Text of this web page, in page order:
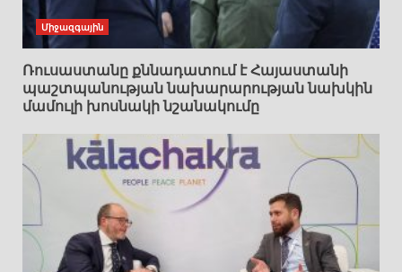
Միջազգային
Ռուսաստանը քննադատում է Հայաստանի
պաշտպանության նախարարության նախկին
մամուլի խոսնակի նշանակումը